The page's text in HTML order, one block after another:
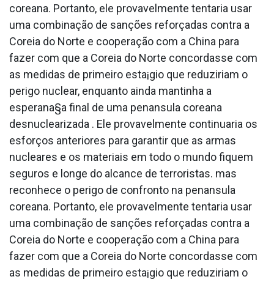
coreana. Portanto, ele provavelmente tentaria usar
uma combinação de sanções reforçadas contra a
Coreia do Norte e cooperação com a China para
fazer com que a Coreia do Norte concordasse com
as medidas de primeiro esta¡gio que reduziriam o
perigo nuclear, enquanto ainda mantinha a
esperana§a final de uma pena­nsula coreana
desnuclearizada . Ele provavelmente continuaria os
esforços anteriores para garantir que as armas
nucleares e os materiais em todo o mundo fiquem
seguros e longe do alcance de terroristas. mas
reconhece o perigo de confronto na pena­nsula
coreana. Portanto, ele provavelmente tentaria usar
uma combinação de sanções reforçadas contra a
Coreia do Norte e cooperação com a China para
fazer com que a Coreia do Norte concordasse com
as medidas de primeiro esta¡gio que reduziriam o